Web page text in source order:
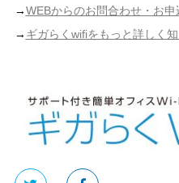
→WEBからのお問合わせ・お申
→ ギガらくwifiをもっと詳しく